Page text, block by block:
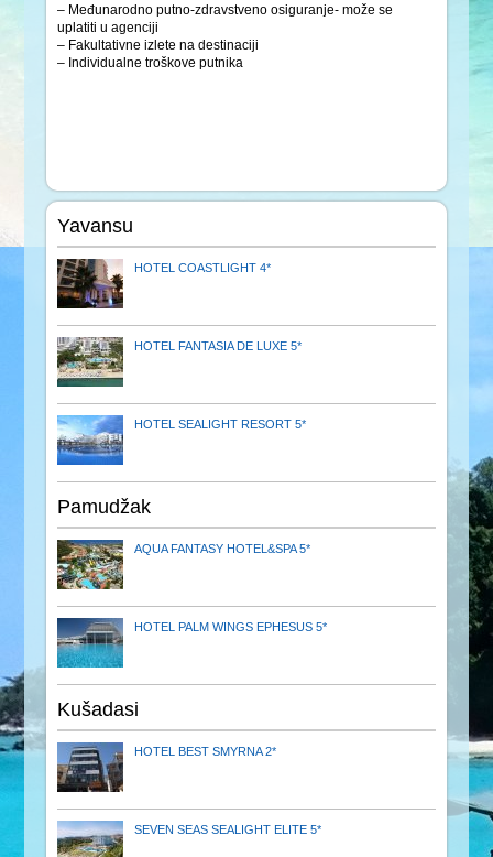
– Međunarodno putno-zdravstveno osiguranje- može se
uplatiti u agenciji
– Fakultativne izlete na destinaciji
– Individualne troškove putnika
Yavansu
HOTEL COASTLIGHT 4*
HOTEL FANTASIA DE LUXE 5*
HOTEL SEALIGHT RESORT 5*
Pamudžak
AQUA FANTASY HOTEL&SPA 5*
HOTEL PALM WINGS EPHESUS 5*
Kušadasi
HOTEL BEST SMYRNA 2*
SEVEN SEAS SEALIGHT ELITE 5*